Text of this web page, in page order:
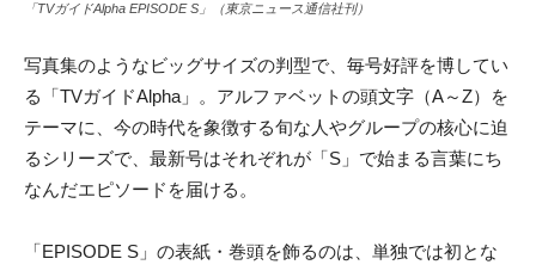
「TVガイドAlpha EPISODE S」（東京ニュース通信社刊）
写真集のようなビッグサイズの判型で、毎号好評を博してい
る「TVガイドAlpha」。アルファベットの頭文字（A～Z）を
テーマに、今の時代を象徴する旬な人やグループの核心に迫
るシリーズで、最新号はそれぞれが「S」 で始まる言葉にち
なんだエピソードを届ける。
「EPISODE S」の表紙・巻頭を飾るのは、単独では初とな